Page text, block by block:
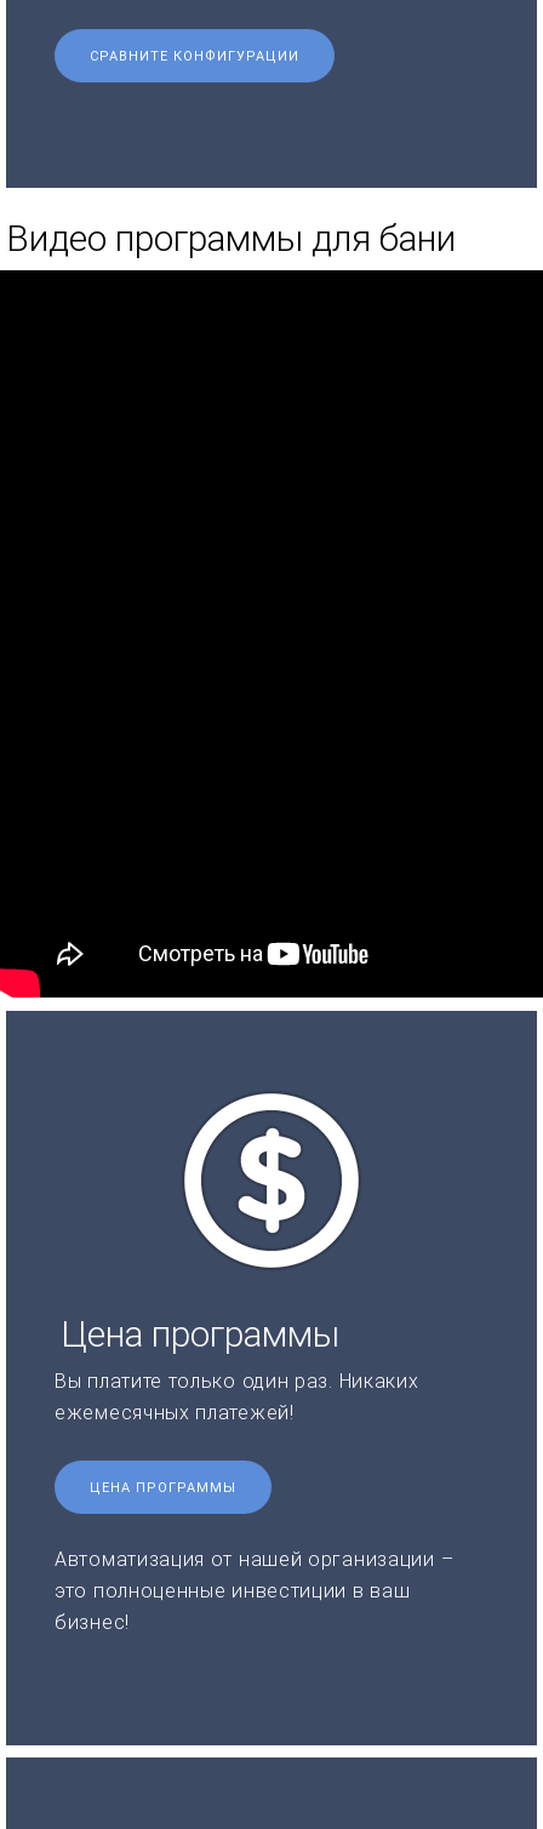
СРАВНИТЕ КОНФИГУРАЦИИ
Видео программы для бани
Цена программы
Вы платите только один раз. Никаких
ежемесячных платежей!
ЦЕНА ПРОГРАММЫ
Автоматизация от нашей организации –
это полноценные инвестиции в ваш
бизнес!